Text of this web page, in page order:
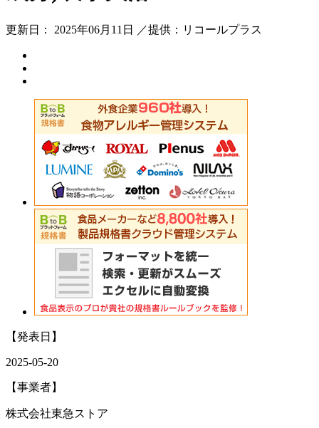
更新日： 2025年06月11日 ／提供：リコールプラス
【発表日】
2025-05-20
【事業者】
株式会社東急ストア